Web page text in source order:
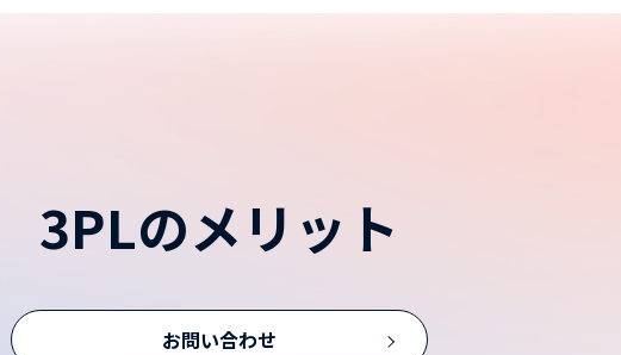
3PLのメリット
お問い合わせ